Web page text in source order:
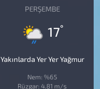
PERŞEMBE
17°
Yakınlarda Yer Yer Yağmur
Nem: %65
Rüzgar: 4.81 m/s